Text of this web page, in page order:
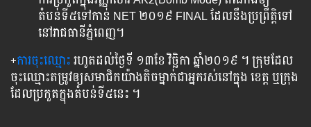
តំបន់ទី៥ទៅ​កាន់​ NET ២០១៩ FINAL ដែល​នឹង​ប្រព្រឹត្តិទៅ​
នៅ​រាជធានីភ្នំពេញ។
+ការ​ចុះឈ្មោះរហូត​ដល់​ថ្ងៃ​ទី ១៣ខែ វិច្ឆិកា​ ​ឆ្នាំ​២០១៩​ ។ ក្រុម​ដែល​
ចុះ​ឈ្មោះ​តម្រូវ​ឲ្យ​​សមាជិកយ៉ាងតិចម្នាក់​ជា​អ្នក​រស់​នៅ​ក្នុង​ ខេត្ត​ ឬ​ក្រុង​
ដែល​ប្រកួត​ក្នុង​តំបន់​ទី​៥​នេះ ។